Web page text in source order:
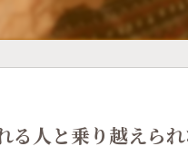
る人と乗り越えら